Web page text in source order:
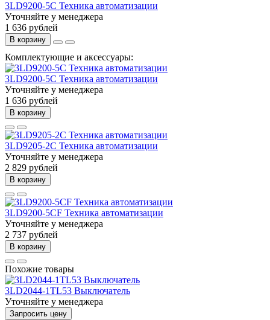
3LD9200-5C Техника автоматизации
Уточняйте у менеджера
1 636 рублей
В корзину
Комплектующие и аксессуары:
3LD9200-5C Техника автоматизации
Уточняйте у менеджера
1 636 рублей
В корзину
3LD9205-2C Техника автоматизации
Уточняйте у менеджера
2 829 рублей
В корзину
3LD9200-5CF Техника автоматизации
Уточняйте у менеджера
2 737 рублей
В корзину
Похожие товары
3LD2044-1TL53 Выключатель
Уточняйте у менеджера
Запросить цену